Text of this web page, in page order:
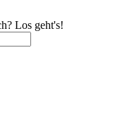
Los geht's!